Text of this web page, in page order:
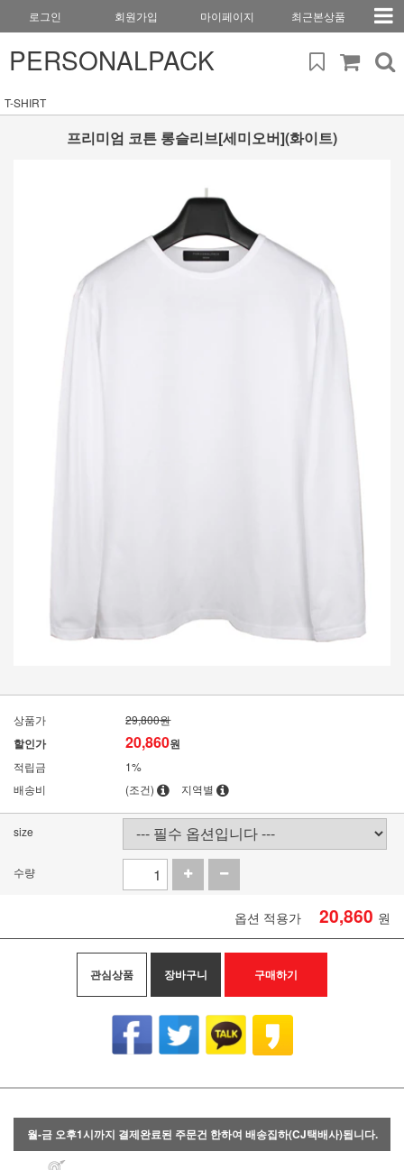
로그인 회원가입 마이페이지 최근본상품
PERSONALPACK
T-SHIRT
프리미엄 코튼 롱슬리브[세미오버](화이트)
상품가 29,800원
할인가 20,860원
적립금
1%
배송비
(조건) 지역별
size
수량
옵션 적용가 20,860 원
관심상품 장바구니 구매하기
월-금 오후1시까지 결제완료된 주문건 한하여 배송집하(CJ택배사)됩니다.